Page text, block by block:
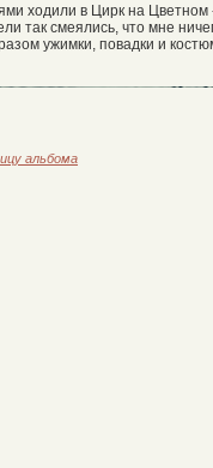
ходили в Цирк на Цветном
так смеялись, что мне
ужимки, повадки и
альбома